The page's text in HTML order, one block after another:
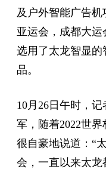
及户外智能广告机
亚运会，成都大
选用了太龙智显
品。
10月26日午时，
军，随着2022世
很自豪地说道：“
会，一直以来太